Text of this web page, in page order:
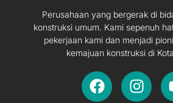
Perusahaan yang bergerak di
konstruksi umum. Kami sepenuh
pekerjaan kami dan menjadi
kemajuan konstruksi di
F
a
I
n